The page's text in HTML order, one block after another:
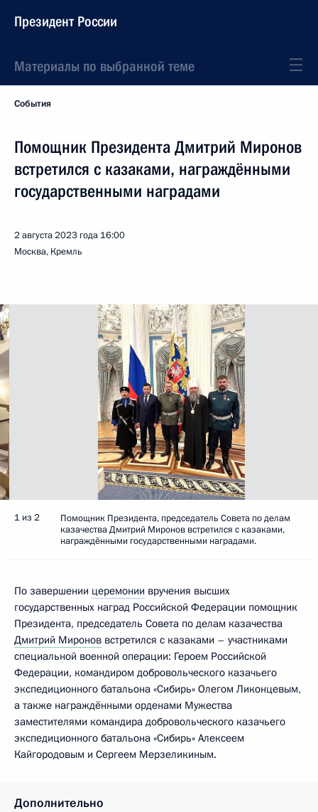
Президент России
Материалы по выбранной теме
События
Помощник Президента Дмитрий Миронов
встретился с казаками, награждёнными
государственными наградами
2 августа 2023 года 16:00
Москва, Кремль
1 из 2
Помощник Президента, председатель Совета по делам
казачества Дмитрий Миронов встретился с казаками,
награждёнными государственными наградами.
По завершении церемонии вручения высших
государственных наград Российской Федерации помощник
Президента, председатель Совета по делам казачества
Дмитрий Миронов встретился с казаками – участниками
специальной военной операции: Героем Российской
Федерации, командиром добровольческого казачьего
экспедиционного батальона «Сибирь» Олегом Ликонцевым,
а также награждёнными орденами Мужества
заместителями командира добровольческого казачьего
экспедиционного батальона «Сибирь» Алексеем
Кайгородовым и Сергеем Мерзеликиным.
Дополнительно